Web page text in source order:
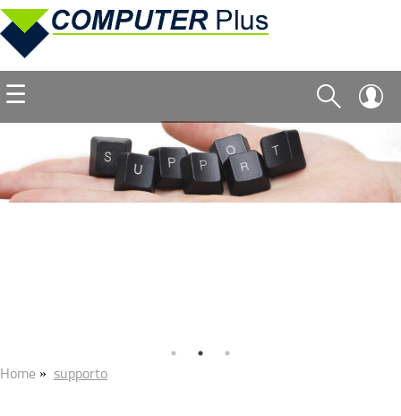
☰
Home » supporto